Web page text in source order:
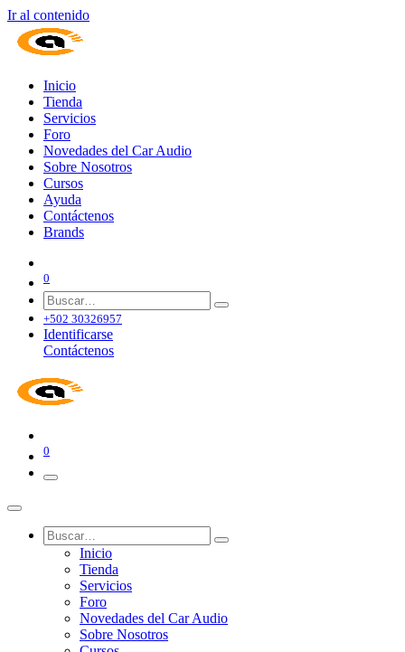
Ir al contenido
Inicio
Tienda
Servicios
Foro
Novedades del Car Audio
Sobre Nosotros
Cursos
Ayuda
Contáctenos
Brands
0
+502 30326957
Identificarse
Contáctenos
0
Inicio
Tienda
Servicios
Foro
Novedades del Car Audio
Sobre Nosotros